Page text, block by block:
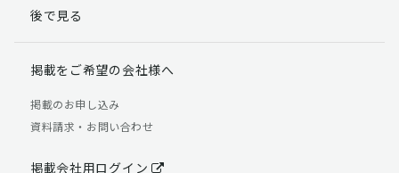
る権利があります。
「個人情報の取り扱いについて」
【お問合せ先】 個人情報問合せ窓口
TEL：03-5411-7891（平日9:00 ～ 18:00）
後で見る
掲載をご希望の会社様へ
掲載のお申し込み
資料請求・お問い合わせ
掲載会社用ログイン